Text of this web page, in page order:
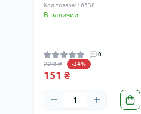
Код товара: 16538
В наличии
0
229 ₴ -34%
151 ₴